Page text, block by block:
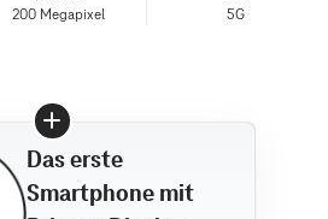
200 Megapixel
5G
Das erste
Smartphone mit